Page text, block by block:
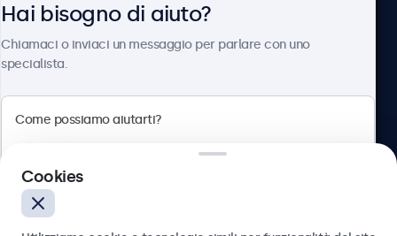
Hai bisogno di aiuto?
Chiamaci o inviaci un messaggio per parlare con uno
specialista.
Cookies